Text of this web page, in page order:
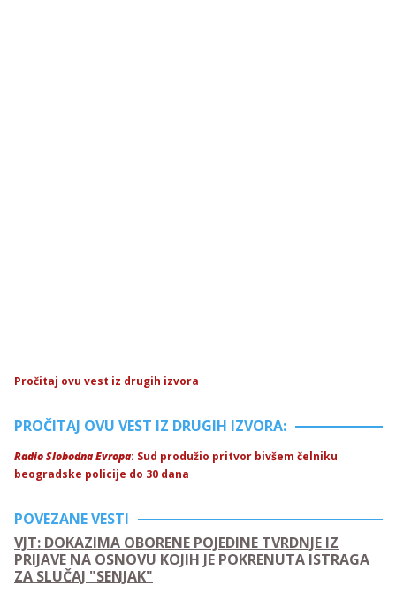
Pročitaj ovu vest iz drugih izvora
PROČITAJ OVU VEST IZ DRUGIH IZVORA:
Radio Slobodna Evropa: Sud produžio pritvor bivšem čelniku
beogradske policije do 30 dana
POVEZANE VESTI
VJT: DOKAZIMA OBORENE POJEDINE TVRDNJE IZ
PRIJAVE NA OSNOVU KOJIH JE POKRENUTA ISTRAGA
ZA SLUČAJ "SENJAK"